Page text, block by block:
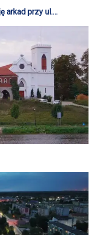
arkad przy ul.